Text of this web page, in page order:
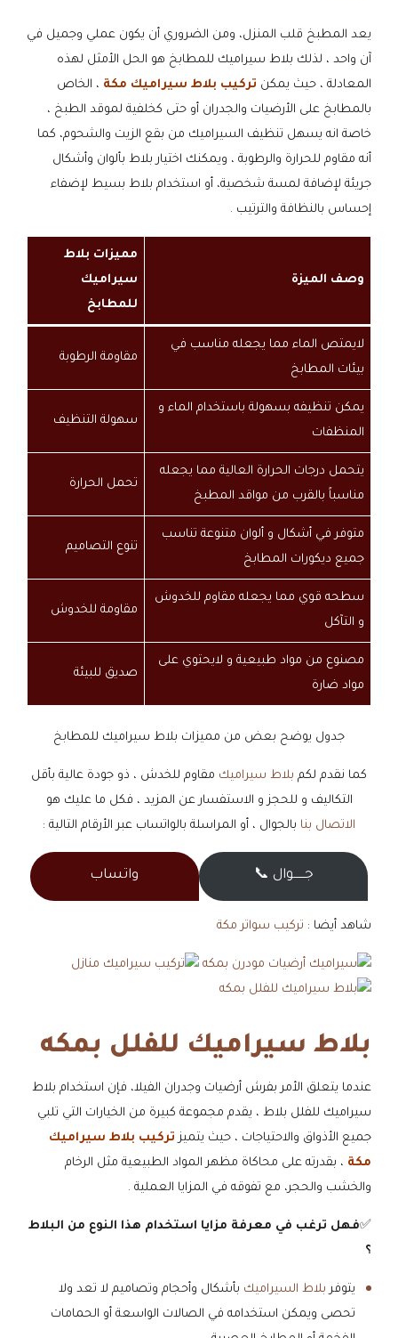
يعد المطبخ قلب المنزل، ومن الضروري أن يكون عملي وجميل في
آن واحد ، لذلك بلاط سيراميك للمطابخ هو الحل الأمثل لهذه
المعادلة ، حيث يمكن تركيب بلاط سيراميك مكة ، الخاص
بالمطابخ على الأرضيات والجدران أو حتى كخلفية لموقد الطبخ ،
خاصة انه يسهل تنظيف السيراميك من بقع الزيت والشحوم، كما
أنه مقاوم للحرارة والرطوبة ، ويمكنك اختيار بلاط بألوان وأشكال
جريئة لإضافة لمسة شخصية، أو استخدام بلاط بسيط لإضفاء
إحساس بالنظافة والترتيب .
وصف الميزة
مميزات بلاط
سيراميك
للمطابخ
لايمتص الماء مما يجعله مناسب في
بيئات المطابخ
مقاومة الرطوبة
يمكن تنظيفه بسهولة باستخدام الماء و
المنظفات
سهولة التنظيف
يتحمل درجات الحرارة العالية مما يجعله
مناسباً بالقرب من مواقد المطبخ
تحمل الحرارة
متوفر في أشكال و ألوان متنوعة تناسب
جميع ديكورات المطابخ
تنوع التصاميم
سطحه قوي مما يجعله مقاوم للخدوش
و التآكل
مقاومة للخدوش
مصنوع من مواد طبيعية و لايحتوي على
مواد ضارة
صديق للبيئة
جدول يوضح بعض من مميزات بلاط سيراميك للمطابخ
كما نقدم لكم بلاط سيراميك مقاوم للخدش ، ذو جودة عالية بأقل
التكاليف و للحجز و الاستفسار عن المزيد ، فكل ما عليك هو
الاتصال بنا بالجوال ، أو المراسلة بالواتساب عبر الأرقام التالية :
جــــــوال 📞 واتساب
شاهد أيضا : تركيب سواتر مكة
بلاط سيراميك للفلل بمكه
عندما يتعلق الأمر بفرش أرضيات وجدران الفيلا، فإن استخدام بلاط
سيراميك للفلل بلاط ، يقدم مجموعة كبيرة من الخيارات التي تلبي
جميع الأذواق والاحتياجات ، حيث يتميز تركيب بلاط سيراميك
مكة ، بقدرته على محاكاة مظهر المواد الطبيعية مثل الرخام
والخشب والحجر، مع تفوقه في المزايا العملية .
✅فهل ترغب في معرفة مزايا استخدام هذا النوع من البلاط
؟
​يتوفر بلاط السيراميك بأشكال وأحجام وتصاميم لا تعد ولا
تحصى ويمكن استخدامه في الصالات الواسعة أو الحمامات